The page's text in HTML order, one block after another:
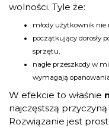
wolności. Tyle że:
młody użytkownik nie
początkujący dorosły
sprzętu,
nagłe przeszkody w
wymagają
W efekcie to właśnie
najczęstszą
Rozwiązanie jest